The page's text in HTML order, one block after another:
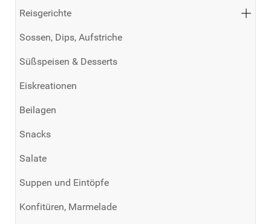
Reisgerichte
Sossen, Dips, Aufstriche
Süßspeisen & Desserts
Eiskreationen
Beilagen
Snacks
Salate
Suppen und Eintöpfe
Konfitüren, Marmelade